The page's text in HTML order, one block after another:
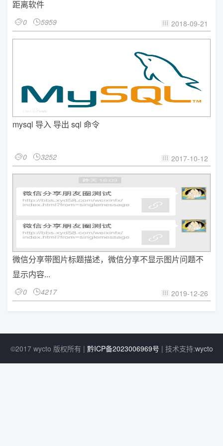
距离软件
0 5959  2018-09-21
mysql 导入 导出 sql 命令
0 3252  2017-10-12
微信分享带图片标题描述，微信分享不显示图片问题不
显示内容...
0 4217  2019-12-26
©2017 wycto 版权所有 | 黔ICP备2023006969号 | 技术支持:wycto